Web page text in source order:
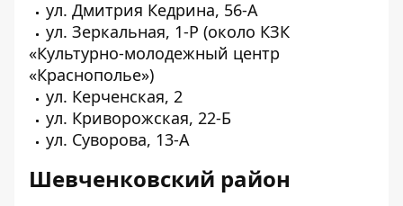
ул. Дмитрия Кедрина, 56-А
ул. Зеркальная, 1-Р (около КЗК
«Культурно-молодежный центр
«Краснополье»)
ул. Керченская, 2
ул. Криворожская, 22-Б
ул. Суворова, 13-А
Шевченковский район